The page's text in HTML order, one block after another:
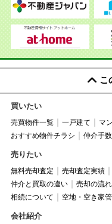
こ
買いたい
売買物件一覧 一戸建て マ
おすすめ物件チラシ
仲介手
売りたい
無料売却査定 売却査定実績
仲介と買取の違い
売却の流れ
相続について
空地・空き家
会社紹介